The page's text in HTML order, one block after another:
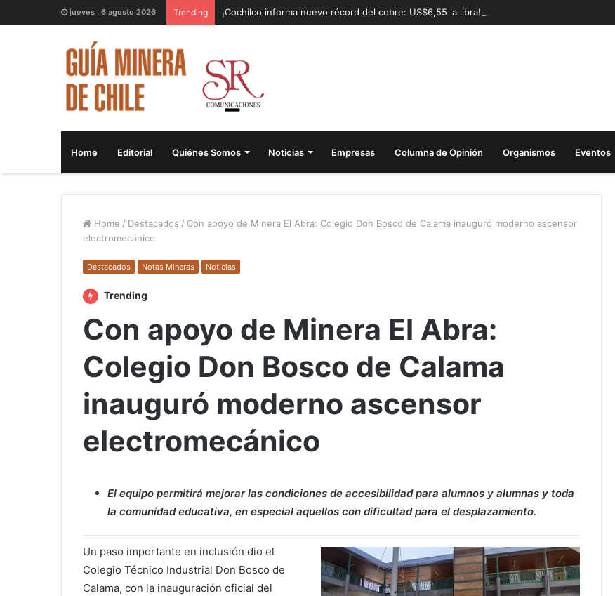
jueves , 6 agosto 2026 Trending ¡Cochilco informa nuevo récord del cobre: US$6,55 la libra!
Home Editorial Quiénes Somos Noticias Empresas Columna de Opinión Organismos Eventos
Home / Destacados / Con apoyo de Minera El Abra: Colegio Don Bosco de Calama inauguró moderno ascensor
electromecánico
Destacados Notas Mineras Noticias
Trending
Con apoyo de Minera El Abra:
Colegio Don Bosco de Calama
inauguró moderno ascensor
electromecánico
El equipo permitirá mejorar las condiciones de accesibilidad para alumnos y alumnas y toda
la comunidad educativa, en especial aquellos con dificultad para el desplazamiento.
Un paso importante en inclusión dio el
Colegio Técnico Industrial Don Bosco de
Calama, con la inauguración oficial del